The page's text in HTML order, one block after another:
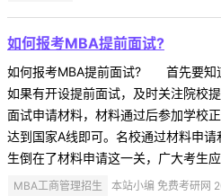
如何报考MBA提前面试?
如何报考MBA提前面试? 首先要知
如果有开设提前面试，及时关注院校
面试申请材料，材料通过后参加学校
达到国家A线即可。名校通过材料申
生倒在了材料申请这一关，广大考生
MBA工商管理招生 本站小编 免费考研网